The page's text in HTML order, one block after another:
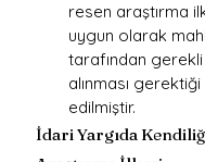
resen araştırma
uygun olarak
tarafından
alınması
edilmiştir.
İdari Yargıda